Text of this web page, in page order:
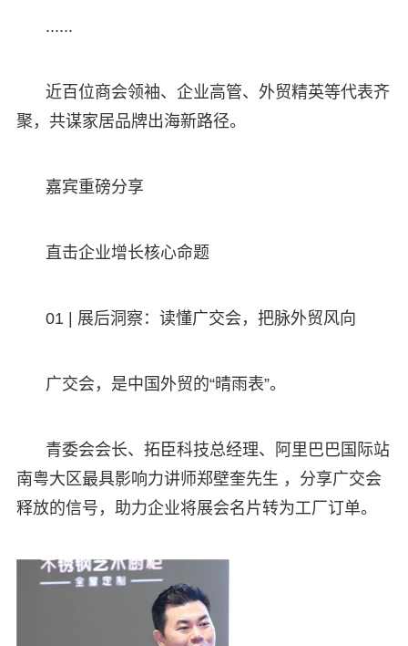
......
近百位商会领袖、企业高管、外贸精英等代表齐
聚，共谋家居品牌出海新路径。
嘉宾重磅分享
直击企业增长核心命题
01 | 展后洞察：读懂广交会，把脉外贸风向
广交会，是中国外贸的“晴雨表”。
青委会会长、拓臣科技总经理、阿里巴巴国际站
南粤大区最具影响力讲师郑壁奎先生 ，分享广交会
释放的信号，助力企业将展会名片转为工厂订单。